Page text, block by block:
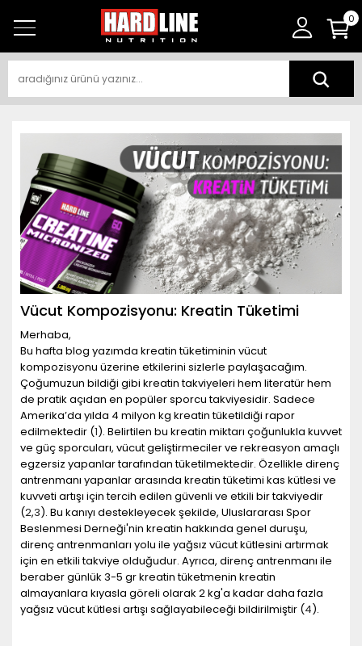
0
Vücut Kompozisyonu: Kreatin Tüketimi
Merhaba,
Bu hafta blog yazımda kreatin tüketiminin vücut
kompozisyonu üzerine etkilerini sizlerle paylaşacağım.
Çoğumuzun bildiği gibi kreatin takviyeleri hem literatür hem
de pratik açıdan en popüler sporcu takviyesidir. Sadece
Amerika’da yılda 4 milyon kg kreatin tüketildiği rapor
edilmektedir (1). Belirtilen bu kreatin miktarı çoğunlukla kuvvet
ve güç sporcuları, vücut geliştirmeciler ve rekreasyon amaçlı
egzersiz yapanlar tarafından tüketilmektedir. Özellikle direnç
antrenmanı yapanlar arasında kreatin tüketimi kas kütlesi ve
kuvveti artışı için tercih edilen güvenli ve etkili bir takviyedir
(2,3). Bu kanıyı destekleyecek şekilde, Uluslararası Spor
Beslenmesi Derneği'nin kreatin hakkında genel duruşu,
direnç antrenmanları yolu ile yağsız vücut kütlesini artırmak
için en etkili takviye olduğudur. Ayrıca, direnç antrenmanı ile
beraber günlük 3-5 gr kreatin tüketmenin kreatin
almayanlara kıyasla göreli olarak 2 kg'a kadar daha fazla
yağsız vücut kütlesi artışı sağlayabileceği bildirilmiştir (4).